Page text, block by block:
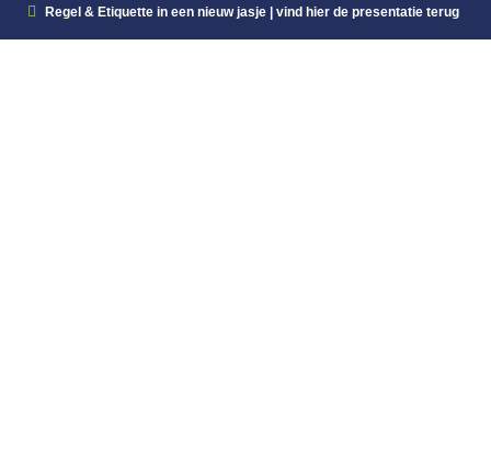
Regel & Etiquette in een nieuw jasje | vind hier de presentatie terug